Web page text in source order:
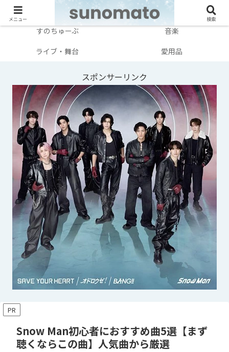
メンバー別
テレビ・映画
すのちゅーぶ
音楽
ライブ・舞台
愛用品
スポンサーリンク
PR
Snow Man初心者におすすめ曲5選【まず
聴くならこの曲】人気曲から厳選
メニュー 検索